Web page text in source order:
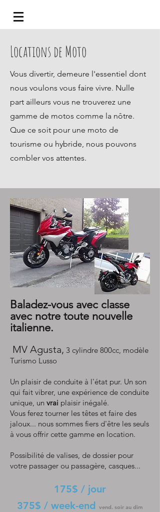
Locations de Moto
Vous divertir, demeure l'essentiel dont
nous voulons vous faire vivre. Nulle
part ailleurs vous ne trouverez une
gamme de motos comme la nôtre.
Que ce soit pour une moto de
tourisme ou hybride, nous pouvons
combler vos attentes.
Baladez-vous avec classe
avec notre toute nouvelle
italienne.
MV Agusta, 3 cylindre 800cc, modèle
Turismo Lusso
Un plaisir de conduite à l'état pur. Un son
qui fait vibrer, une expérience de conduite
unique, un vrai plaisir inégalé.
Vous ferez tourner les têtes et faire des
jaloux... nous sommes fiers d'être les seuls
à vous offrir cette gamme en location.
Possibilité de valises, de dossier pour
votre passager ou passagère, casques...
175$ / jour
375$ / week-end vend. soir au dim